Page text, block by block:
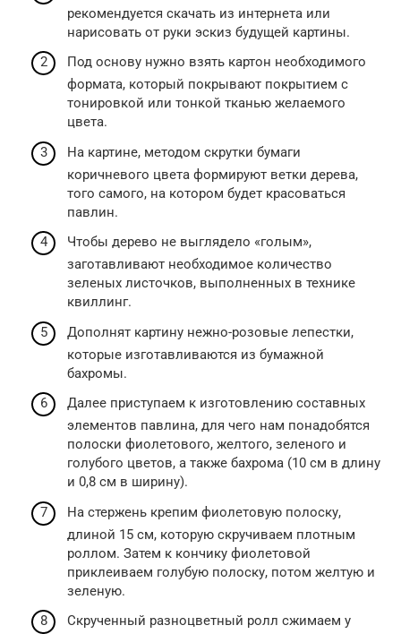
рекомендуется скачать из интернета или
нарисовать от руки эскиз будущей картины.
Под основу нужно взять картон необходимого
формата, который покрывают покрытием с
тонировкой или тонкой тканью желаемого
цвета.
На картине, методом скрутки бумаги
коричневого цвета формируют ветки дерева,
того самого, на котором будет красоваться
павлин.
Чтобы дерево не выглядело «голым»,
заготавливают необходимое количество
зеленых листочков, выполненных в технике
квиллинг.
Дополнят картину нежно-розовые лепестки,
которые изготавливаются из бумажной
бахромы.
Далее приступаем к изготовлению составных
элементов павлина, для чего нам понадобятся
полоски фиолетового, желтого, зеленого и
голубого цветов, а также бахрома (10 см в длину
и 0,8 см в ширину).
На стержень крепим фиолетовую полоску,
длиной 15 см, которую скручиваем плотным
роллом. Затем к кончику фиолетовой
приклеиваем голубую полоску, потом желтую и
зеленую.
Скрученный разноцветный ролл сжимаем у